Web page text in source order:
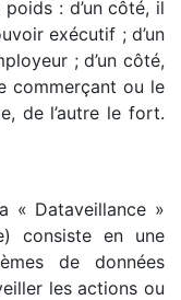
: d’un côté, il
exécutif ; d’un
; d’un côté,
commerçant ou le
de l’autre le fort.
« Dataveillance »
consiste en une
de données
les actions ou